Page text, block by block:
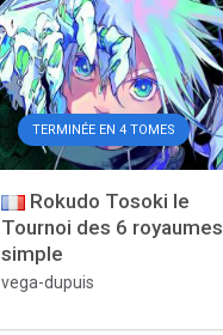
TERMINÉE EN 4 TOMES
Rokudo Tosoki le
Tournoi des 6 royaumes
simple
vega-dupuis